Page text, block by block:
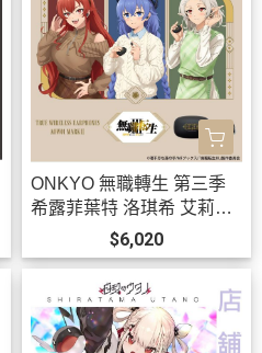
ONKYO 無職轉生 第三季
希露菲葉特 洛琪希 艾莉絲
聯名耳機 AOW01 MARKⅡ
【跨境】0902 *11月上旬-
中旬發售!
$6,020